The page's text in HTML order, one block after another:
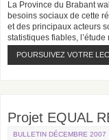
La Province du Brabant
besoins sociaux de cette
et des principaux acteurs
statistiques fiables,
POURSUIVEZ VOTRE
Projet EQUAL
BULLETIN DÉCEMBRE 2007